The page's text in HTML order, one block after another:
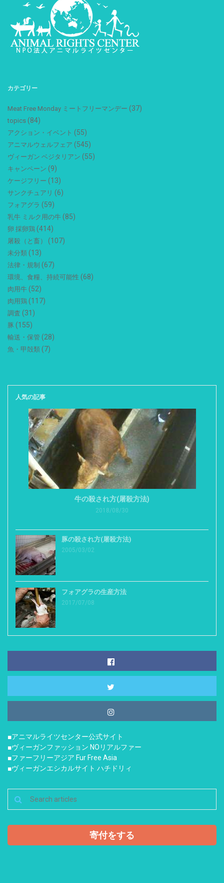
カテゴリー
Meat Free Monday ミートフリーマンデー (37)
topics (84)
アクション・イベント (55)
アニマルウェルフェア (545)
ヴィーガン ベジタリアン (55)
キャンペーン (9)
ケージフリー (13)
サンクチュアリ (6)
フォアグラ (59)
乳牛 ミルク用の牛 (85)
卵 採卵鶏 (414)
屠殺（と畜） (107)
未分類 (13)
法律・規制 (67)
環境、食糧、持続可能性 (68)
肉用牛 (52)
肉用鶏 (117)
調査 (31)
豚 (155)
輸送・保管 (28)
魚・甲殻類 (7)
人気の記事
牛の殺され方(屠殺方法)
2018/08/30
豚の殺され方(屠殺方法)
2005/03/02
フォアグラの生産方法
2017/07/08
■アニマルライツセンター公式サイト
■ヴィーガンファッション NOリアルファー
■ファーフリーアジア Fur Free Asia
■ヴィーガンエシカルサイト ハチドリィ
寄付をする